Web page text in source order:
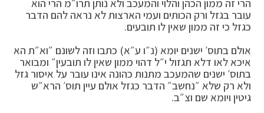
הרי זה ממון הכהן והלוי והמעכב ולא נותן תרו״מ הרי הוא
עובר בגזל ורק הכותים ועמי הארצות לא נראה להם הדבר
כגזל כי זה ממון שאין לו תובעים.
אולם בתוס׳ ישנים יומא (נ״ו ע״א) כתבו וזה לשונם ״וא״ת הא
איכא לאו דלא תגזול י״ל דהוי ממון שאין לו תובעין״ ומבואר
בתוס׳ ישנים שהמעכב מתנות כהונה אינו עובר על איסור גזל
ולא רק שלא ״נחשב״ הדבר כגזל אולם עיין תוס׳ הרא״ש
גיטין ויומא שם וצ״ב.